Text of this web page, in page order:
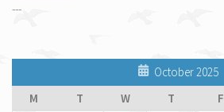
---
October 2025
M
T W T F